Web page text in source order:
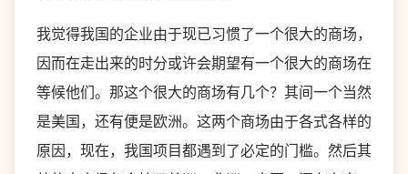
我觉得我国的企业由于现已习惯了一个很大的商场，
因而在走出来的时分或许会期望有一个很大的商场在
等候他们。那这个很大的商场有几个？其间一个当然
是美国，还有便是欧洲。这两个商场由于各式各样的
原因，现在，我国项目都遇到了必定的门槛。然后其